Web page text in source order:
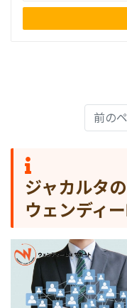
前の
ジャカルタ
ウェンディ